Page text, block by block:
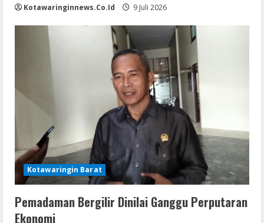
Kotawaringinnews.co.id 9 Juli 2026
Kotawaringin Barat
Pemadaman Bergilir Dinilai Ganggu Perputaran
Ekonomi